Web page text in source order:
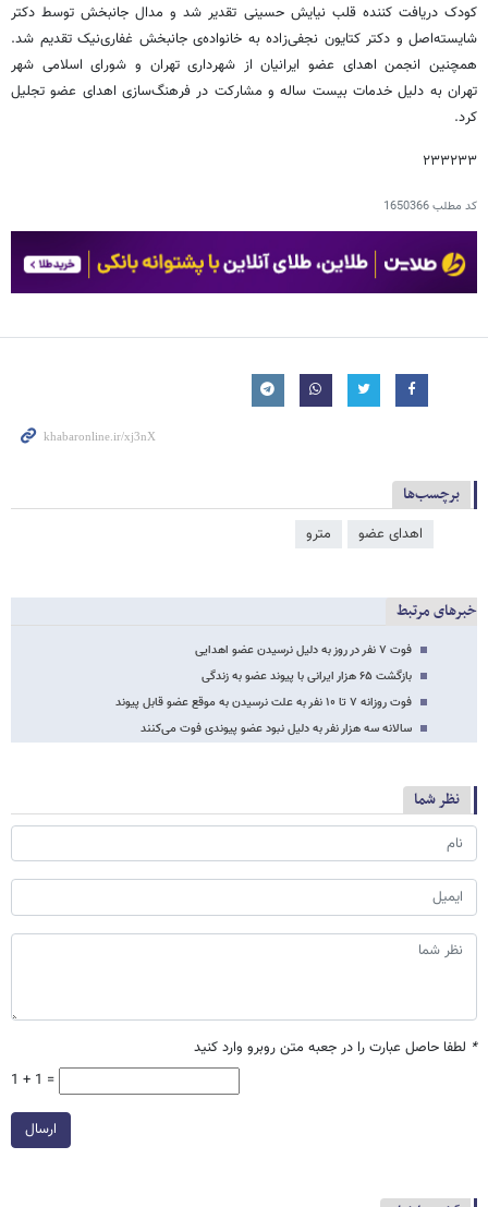
کودک دریافت کننده قلب نیایش حسینی تقدیر شد و مدال جانبخش توسط دکتر
شایسته‌اصل و دکتر کتایون نجفی‌زاده به خانواده‌ی جانبخش غفاری‌نیک تقدیم شد.
همچنین انجمن اهدای عضو ایرانیان از شهرداری تهران و شورای اسلامی شهر
تهران به دلیل خدمات بیست ساله و مشارکت در فرهنگ‌سازی اهدای عضو تجلیل
کرد.
۲۳۳۲۳۳
کد مطلب1650366
برچسب‌ها
اهدای عضو مترو
خبرهای مرتبط
فوت ۷ نفر در روز به دلیل نرسیدن عضو اهدایی
بازگشت ۶۵ هزار ایرانی با پیوند عضو به زندگی
فوت روزانه ۷ تا ۱۰ نفر به علت نرسیدن به موقع عضو قابل پیوند
سالانه سه هزار نفر به دلیل نبود عضو پیوندی فوت می‌کنند
نظر شما
* لطفا حاصل عبارت را در جعبه متن روبرو وارد کنید
1 + 1 =
ارسال